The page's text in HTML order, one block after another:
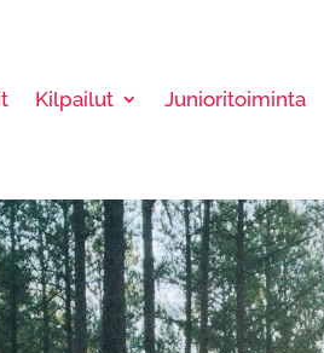
Kilpailut Junioritoiminta